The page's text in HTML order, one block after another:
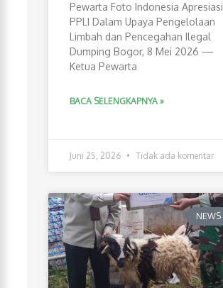
Pewarta Foto Indonesia Apresiasi
PPLI Dalam Upaya Pengelolaan
Limbah dan Pencegahan Ilegal
Dumping Bogor, 8 Mei 2026 —
Ketua Pewarta
BACA SELENGKAPNYA »
Juni 25, 2026 Tidak ada komentar
NEWS